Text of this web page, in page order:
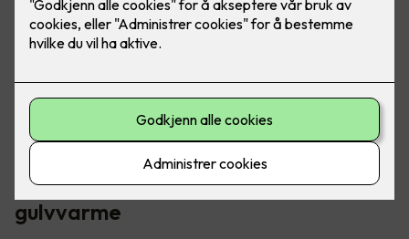
Ved å installere varmekabler får du en jevn og behagelig
varme som spres over hele gulvflaten, perfekt for
vinterkvelder i vårt over gjennomsnittet kalde land.
Få varmen i kalde tær med
gulvvarme